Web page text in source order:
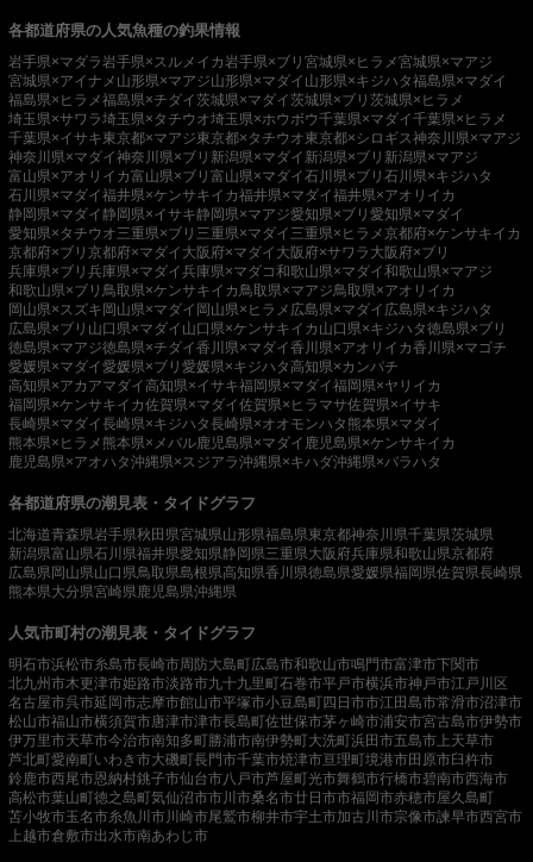
各都道府県の人気魚種の釣果情報
岩手県×マダラ岩手県×スルメイカ岩手県×ブリ 宮城県×ヒラメ宮城県×マアジ
宮城県×アイナメ 山形県×マアジ山形県×マダイ 山形県×キジハタ福島県×マダイ
福島県×ヒラメ福島県×チダイ茨城県×マダイ茨城県×ブリ 茨城県×ヒラメ
埼玉県×サワラ埼玉県×タチウオ埼玉県×ホウボウ千葉県×マダイ千葉県×ヒラメ
千葉県×イサキ東京都×マアジ東京都×タチウオ東京都×シロギス神奈川県×マアジ
神奈川県×マダイ神奈川県×ブリ 新潟県×マダイ 新潟県×ブリ 新潟県×マアジ
富山県×アオリイカ富山県×ブリ 富山県×マダイ石川県×ブリ 石川県×キジハタ
石川県×マダイ福井県×ケンサキイカ福井県×マダイ福井県×アオリイカ
静岡県×マダイ 静岡県×イサキ静岡県×マアジ愛知県×ブリ 愛知県×マダイ
愛知県×タチウオ三重県×ブリ 三重県×マダイ 三重県×ヒラメ京都府×ケンサキイカ
京都府×ブリ 京都府×マダイ 大阪府×マダイ 大阪府×サワラ 大阪府×ブリ
兵庫県×ブリ 兵庫県×マダイ兵庫県×マダコ和歌山県×マダイ和歌山県×マアジ
和歌山県×ブリ 鳥取県×ケンサキイカ鳥取県×マアジ鳥取県×アオリイカ
岡山県×スズキ 岡山県×マダイ 岡山県×ヒラメ 広島県×マダイ 広島県×キジハタ
広島県×ブリ 山口県×マダイ 山口県×ケンサキイカ 山口県×キジハタ徳島県×ブリ
徳島県×マアジ徳島県×チダイ香川県×マダイ香川県×アオリイカ香川県×マゴチ
愛媛県×マダイ愛媛県×ブリ 愛媛県×キジハタ高知県×カンパチ
高知県×アカアマダイ高知県×イサキ福岡県×マダイ福岡県×ヤリイカ
福岡県×ケンサキイカ佐賀県×マダイ佐賀県×ヒラマサ佐賀県×イサキ
長崎県×マダイ長崎県×キジハタ長崎県×オオモンハタ 熊本県×マダイ
熊本県×ヒラメ 熊本県×メバル鹿児島県×マダイ 鹿児島県×ケンサキイカ
鹿児島県×アオハタ沖縄県×スジアラ沖縄県×キハダ沖縄県×バラハタ
各都道府県の潮見表・タイドグラフ
北海道青森県岩手県秋田県宮城県山形県福島県東京都神奈川県千葉県茨城県
新潟県富山県石川県福井県愛知県静岡県三重県大阪府兵庫県和歌山県京都府
広島県岡山県山口県鳥取県島根県高知県香川県徳島県愛媛県福岡県佐賀県長崎県
熊本県大分県宮崎県鹿児島県沖縄県
人気市町村の潮見表・タイドグラフ
明石市浜松市糸島市長崎市周防大島町広島市和歌山市鳴門市富津市下関市
北九州市木更津市姫路市淡路市九十九里町石巻市平戸市横浜市神戸市江戸川区
名古屋市呉市延岡市志摩市館山市平塚市小豆島町四日市市江田島市常滑市沼津市
松山市福山市横須賀市唐津市津市長島町佐世保市茅ヶ崎市浦安市宮古島市伊勢市
伊万里市天草市今治市南知多町勝浦市南伊勢町大洗町浜田市五島市 上天草市
芦北町愛南町いわき市大磯町長門市千葉市焼津市亘理町境港市田原市臼杵市
鈴鹿市西尾市恩納村銚子市仙台市八戸市芦屋町光市舞鶴市行橋市碧南市西海市
高松市葉山町徳之島町気仙沼市市川市桑名市廿日市市福岡市赤穂市屋久島町
苫小牧市玉名市糸魚川市川崎市尾鷲市柳井市宇土市加古川市宗像市諫早市西宮市
上越市倉敷市出水市南あわじ市